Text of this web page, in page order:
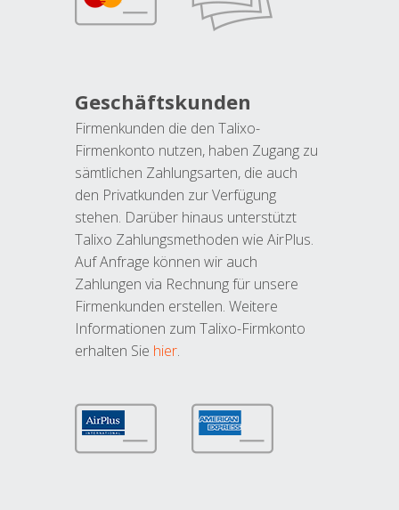
Geschäftskunden
Firmenkunden die den Talixo-
Firmenkonto nutzen, haben Zugang zu
sämtlichen Zahlungsarten, die auch
den Privatkunden zur Verfügung
stehen. Darüber hinaus unterstützt
Talixo Zahlungsmethoden wie AirPlus.
Auf Anfrage können wir auch
Zahlungen via Rechnung für unsere
Firmenkunden erstellen. Weitere
Informationen zum Talixo-Firmkonto
erhalten Sie hier.